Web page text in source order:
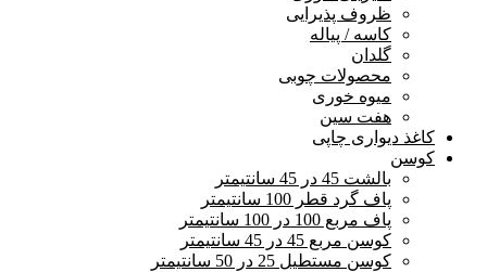
ظروف پذیرایی
کاسه / پیاله
گلدان
محصولات چوبی
میوه خوری
هفت سین
کاغذ دیواری چاپی
کوسن
بالشت 45 در 45 سانتیمتر
پاف گرد قطر 100 سانتیمتر
پاف مربع 100 در 100 سانتیمتر
کوسن مربع 45 در 45 سانتیمتر
کوسن مستطیل 25 در 50 سانتیمتر